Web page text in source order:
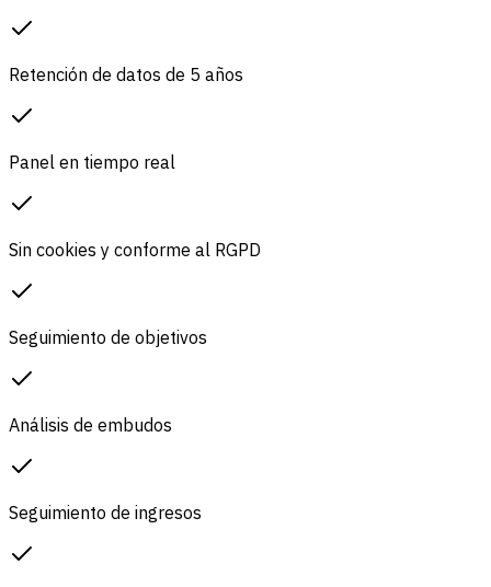
Retención de datos de 5 años
Panel en tiempo real
Sin cookies y conforme al RGPD
Seguimiento de objetivos
Análisis de embudos
Seguimiento de ingresos